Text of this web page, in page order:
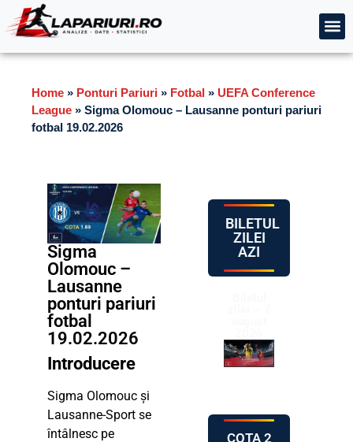
Home » Ponturi Pariuri » Fotbal » UEFA Conference
League » Sigma Olomouc – Lausanne ponturi pariuri
fotbal 19.02.2026
Sigma
Olomouc –
Lausanne
ponturi pariuri
fotbal
19.02.2026
Introducere
Sigma Olomouc și
Lausanne-Sport se
întâlnesc pe
BILETUL
ZILEI
AZI
COTA 2